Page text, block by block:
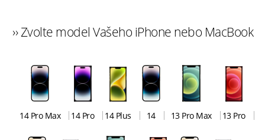
›› Zvolte model Vašeho iPhone nebo MacBook
14 Pro Max 14 Pro 14 Plus 14 13 Pro Max 13 Pro